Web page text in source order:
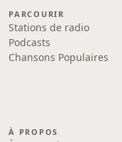
PARCOURIR
Stations de radio
Podcasts
Chansons Populaires
À PROPOS